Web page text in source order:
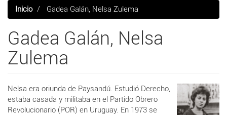
Inicio Gadea Galán, Nelsa Zulema
Gadea Galán, Nelsa
Zulema
Nelsa era oriunda de Paysandú. Estudió Derecho,
estaba casada y militaba en el Partido Obrero
Revolucionario (POR) en Uruguay. En 1973 se